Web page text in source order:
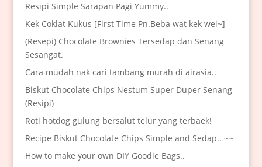
Resipi Simple Sarapan Pagi Yummy..
Kek Coklat Kukus [First Time Pn.Beba wat kek wei~]
(Resepi) Chocolate Brownies Tersedap dan Senang
Sesangat.
Cara mudah nak cari tambang murah di airasia..
Biskut Chocolate Chips Nestum Super Duper Senang
(Resipi)
Roti hotdog gulung bersalut telur yang terbaek!
Recipe Biskut Chocolate Chips Simple and Sedap.. ~~
How to make your own DIY Goodie Bags..